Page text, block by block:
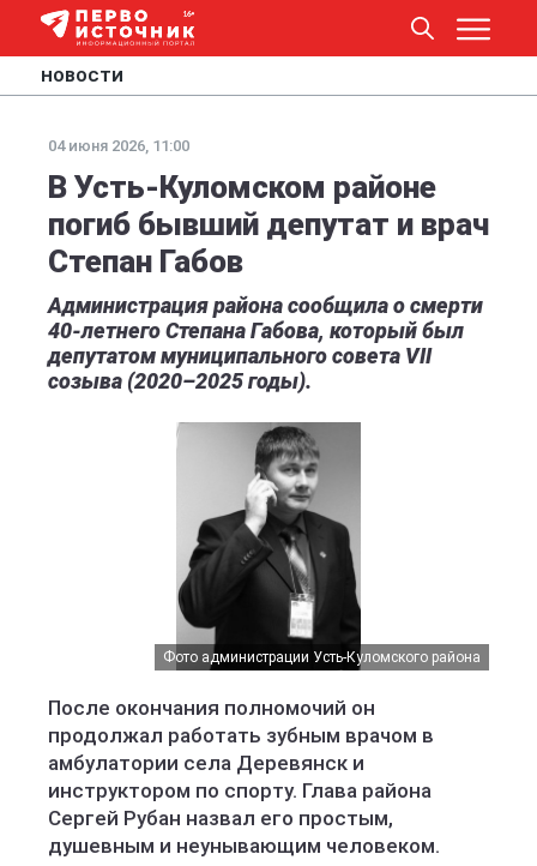
НОВОСТИ
04 июня 2026, 11:00
В Усть-Куломском районе
погиб бывший депутат и врач
Степан Габов
Администрация района сообщила о смерти
40-летнего Степана Габова, который был
депутатом муниципального совета VII
созыва (2020–2025 годы).
Фото администрации Усть-Куломского района
После окончания полномочий он
продолжал работать зубным врачом в
амбулатории села Деревянск и
инструктором по спорту. Глава района
Сергей Рубан назвал его простым,
душевным и неунывающим человеком.